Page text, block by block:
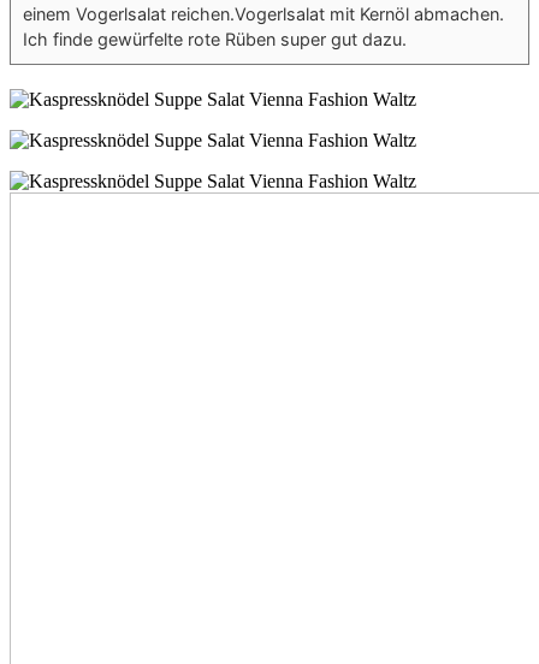
einem Vogerlsalat reichen.Vogerlsalat mit Kernöl abmachen.
Ich finde gewürfelte rote Rüben super gut dazu.